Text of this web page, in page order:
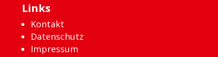
Links
Kontakt
Datenschutz
Impressum